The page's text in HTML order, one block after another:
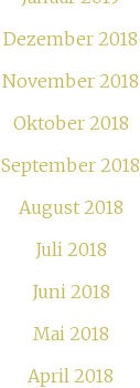
Dezember 2018
November 2018
Oktober 2018
September 2018
August 2018
Juli 2018
Juni 2018
Mai 2018
April 2018